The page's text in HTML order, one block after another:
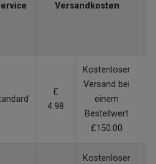
Versandkosten
£
4.98
Kostenloser
Versand bei
einem
Bestellwert
£150.00
Kostenloser